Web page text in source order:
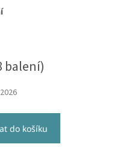
balení)
do košíku